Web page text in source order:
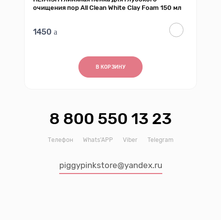
очищения пор All Clean White Clay Foam 150 мл
1450
В КОРЗИНУ
8 800 550 13 23
Телефон Whats’APP Viber Telegram
piggypinkstore@yandex.ru